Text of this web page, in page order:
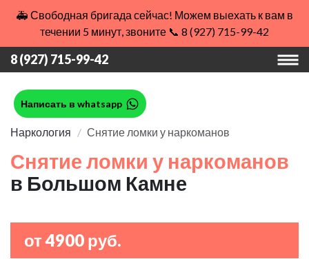
🚑 Свободная бригада сейчас! Можем выехать к вам в
течении 5 минут, звоните 📞 8 (927) 715-99-42
8 (927) 715-99-42
Написать в whatsapp
Наркология Снятие ломки у наркоманов
Снятие ломки у наркоманов
в Большом Камне
от 4900 руб.